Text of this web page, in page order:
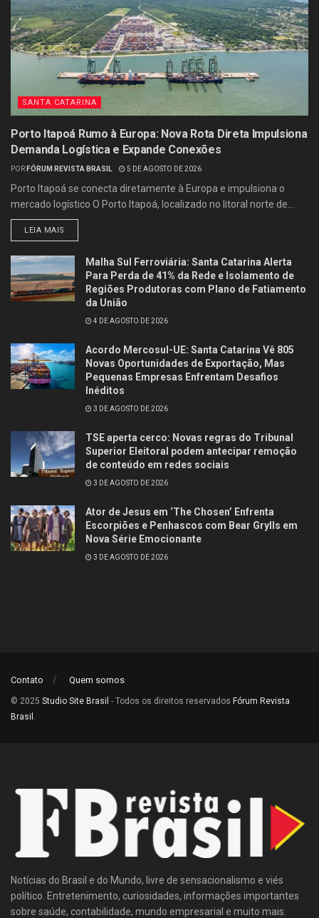
SANTA CATARINA
Porto Itapoá Rumo à Europa: Nova Rota Direta Impulsiona
Demanda Logística e Expande Conexões
POR FÓRUM REVISTA BRASIL 5 DE AGOSTO DE 2026
Porto Itapoá se conecta diretamente à Europa e impulsiona o
mercado logístico O Porto Itapoá, localizado no litoral norte de...
LEIA MAIS
Malha Sul Ferroviária: Santa Catarina Alerta
Para Perda de 41% da Rede e Isolamento de
Regiões Produtoras com Plano de Fatiamento
da União
4 DE AGOSTO DE 2026
Acordo Mercosul-UE: Santa Catarina Vê 805
Novas Oportunidades de Exportação, Mas
Pequenas Empresas Enfrentam Desafios
Inéditos
3 DE AGOSTO DE 2026
TSE aperta cerco: Novas regras do Tribunal
Superior Eleitoral podem antecipar remoção
de conteúdo em redes sociais
3 DE AGOSTO DE 2026
Ator de Jesus em ‘The Chosen’ Enfrenta
Escorpiões e Penhascos com Bear Grylls em
Nova Série Emocionante
3 DE AGOSTO DE 2026
Contato Quem somos
© 2025 Studio Site Brasil - Todos os direitos reservados Fórum Revista
Brasil
Notícias do Brasil e do Mundo, livre de sensacionalismo e viés
político. Entretenimento, curiosidades, informações importantes
sobre saúde, contabilidade, mundo empresarial e muito mais.